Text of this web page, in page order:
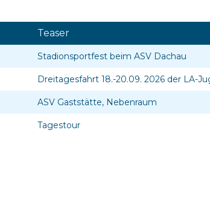
Teaser
Stadionsportfest beim ASV Dachau
Dreitagesfahrt 18.-20.09. 2026 der LA-
ASV Gaststätte, Nebenraum
Tagestour